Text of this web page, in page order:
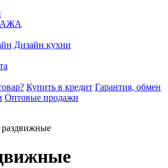
Дизайн кухни
Купить в кредит Гарантия, обмен
Оптовые продажи